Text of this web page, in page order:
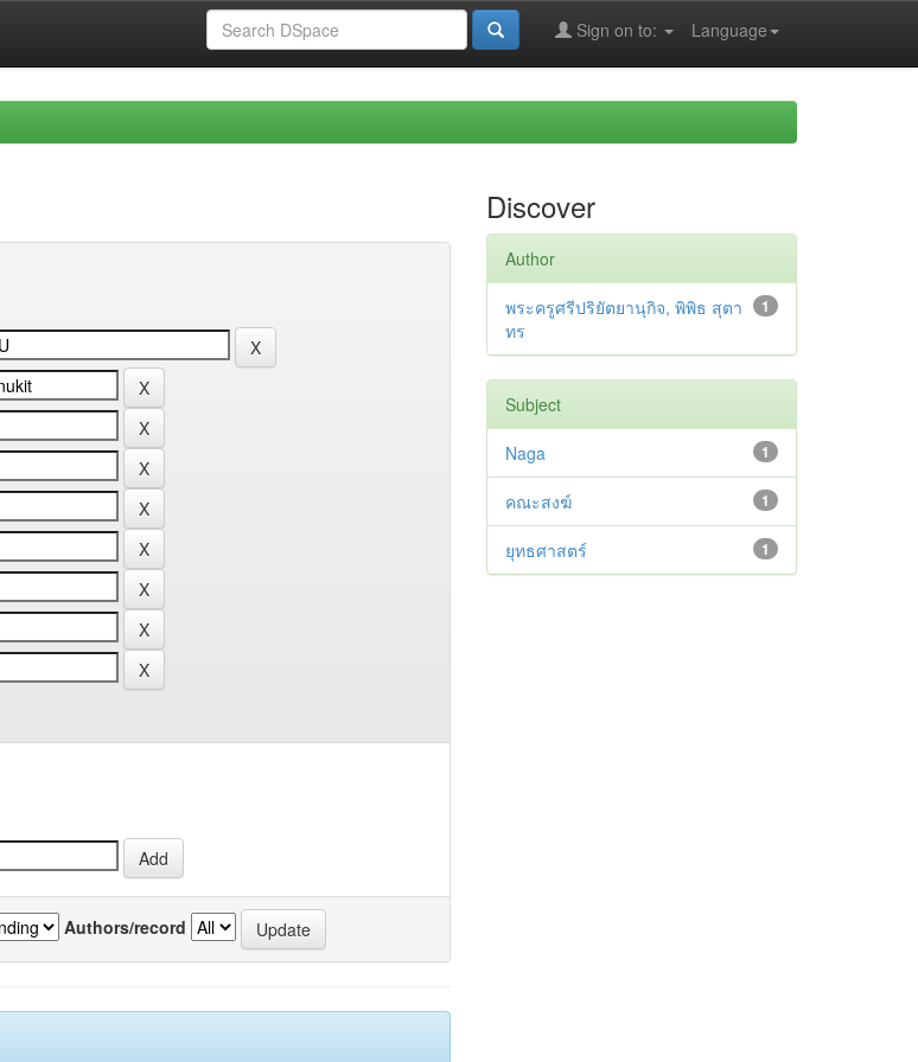
Language
Sign on to:
Authors/record
Discover
Author
1
พระครูศรีปริยัตยานุกิจ, พิพิธ สุตา
ทร
Subject
1
Naga
1
คณะสงฆ์
1
ยุทธศาสตร์